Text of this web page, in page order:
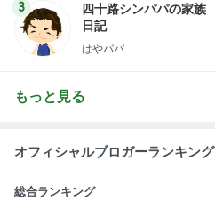
3
四十路シンパパの家族
日記
はやパパ
もっと見る
オフィシャルブロガーランキング
総合ランキング